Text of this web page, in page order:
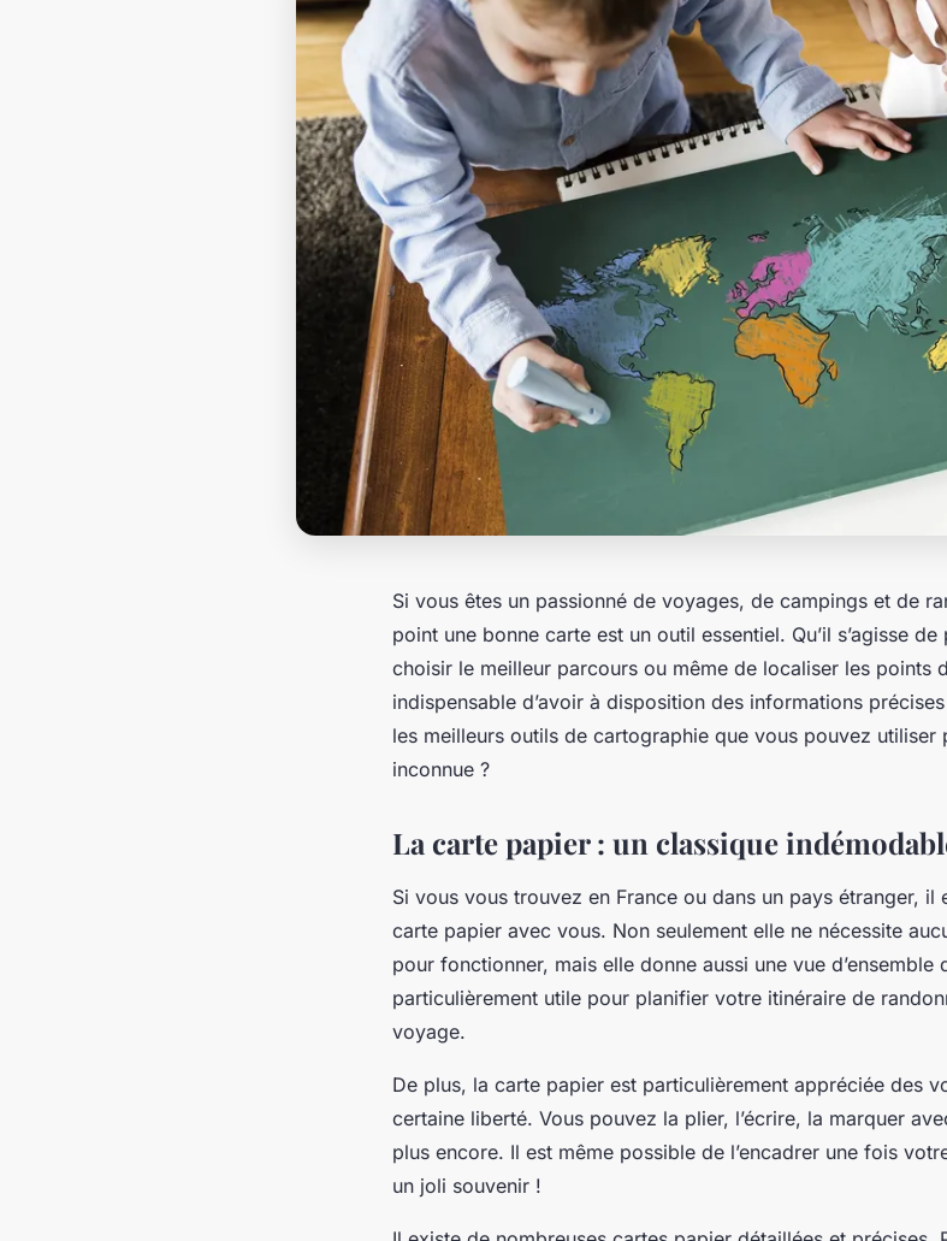
Si vous êtes un passionné de voyages, de campings et de
point une bonne carte est un outil essentiel. Qu’il s’agisse
choisir le meilleur parcours ou même de localiser les points
indispensable d’avoir à disposition des informations
les meilleurs outils de cartographie que vous pouvez utiliser
inconnue ?
La carte papier : un classique
Si vous vous trouvez en France ou dans un pays étranger, il
carte papier avec vous. Non seulement elle ne nécessite
pour fonctionner, mais elle donne aussi une vue d’ensemble
particulièrement utile pour planifier votre itinéraire de
voyage.
De plus, la carte papier est particulièrement appréciée des
certaine liberté. Vous pouvez la plier, l’écrire, la marquer
plus encore. Il est même possible de l’encadrer une fois
un joli souvenir !